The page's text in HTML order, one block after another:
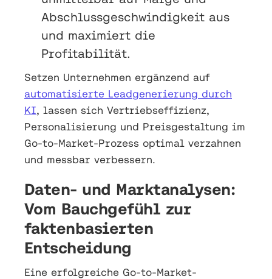
Abschlussgeschwindigkeit aus
und maximiert die
Profitabilität.
Setzen Unternehmen ergänzend auf
automatisierte Leadgenerierung durch
KI, lassen sich Vertriebseffizienz,
Personalisierung und Preisgestaltung im
Go-to-Market-Prozess optimal verzahnen
und messbar verbessern.
Daten- und Marktanalysen:
Vom Bauchgefühl zur
faktenbasierten
Entscheidung
Eine erfolgreiche Go-to-Market-